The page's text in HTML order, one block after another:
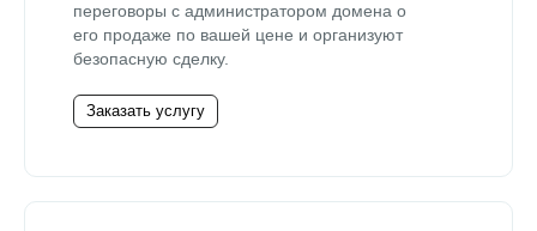
переговоры с администратором домена о
его продаже по вашей цене и организуют
безопасную сделку.
Заказать услугу